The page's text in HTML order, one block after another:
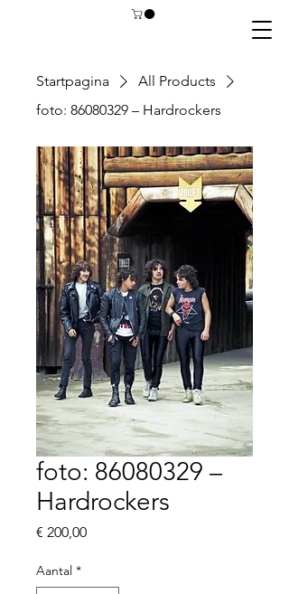
Startpagina
All Products
foto: 86080329 – Hardrockers
foto: 86080329 –
Hardrockers
€ 200,00Prijs
Aantal *